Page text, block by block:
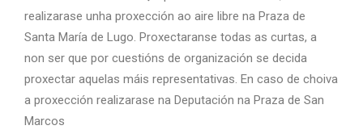
realizarase unha proxección ao aire libre na Praza de
Santa María de Lugo. Proxectaranse todas as curtas, a
non ser que por cuestións de organización se decida
proxectar aquelas máis representativas. En caso de choiva
a proxección realizarase na Deputación na Praza de San
Marcos